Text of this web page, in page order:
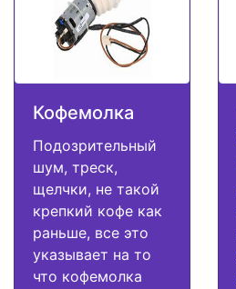
Кофемолка
Подозрительный
шум, треск,
щелчки, не такой
крепкий кофе как
раньше, все это
указывает на то
что кофемолка